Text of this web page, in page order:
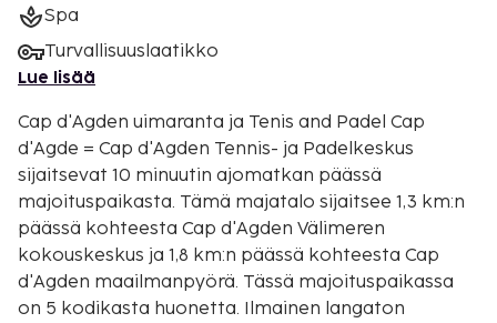
Spa
Turvallisuuslaatikko
Lue lisää
Cap d'Agden uimaranta ja Tenis and Padel Cap
d'Agde = Cap d'Agden Tennis- ja Padelkeskus
sijaitsevat 10 minuutin ajomatkan päässä
majoituspaikasta. Tämä majatalo sijaitsee 1,3 km:n
päässä kohteesta Cap d'Agden Välimeren
kokouskeskus ja 1,8 km:n päässä kohteesta Cap
d'Agden maailmanpyörä. Tässä majoituspaikassa
on 5 kodikasta huonetta. Ilmainen langaton